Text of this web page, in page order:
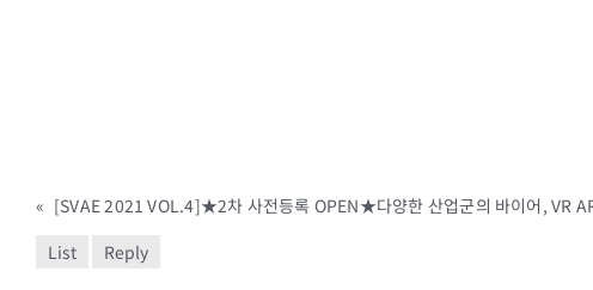
«
List
Reply